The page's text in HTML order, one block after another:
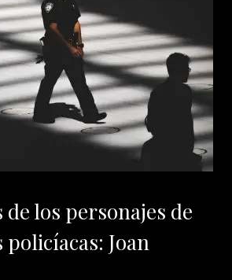
de los personajes de
Joan